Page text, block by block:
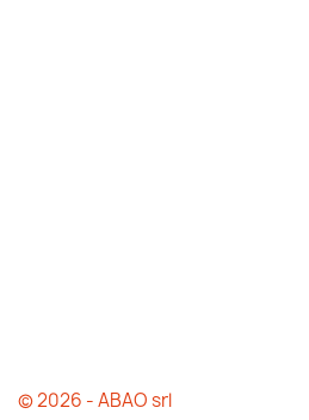
© 2026 - ABAO srl